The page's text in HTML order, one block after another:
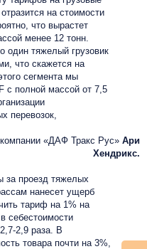
на стоимости
что вырастет
менее 12 тонн.
один тяжелый грузовик
что скажется на
сегмента мы
с полной массой от 7,5
перевозок,
«ДАФ Тракс Рус» Ари
Хендрикс.
проезд тяжелых
нанесет ущерб
тариф на 1% на
себестоимости
2,9 раза. В
товара почти на 3%,